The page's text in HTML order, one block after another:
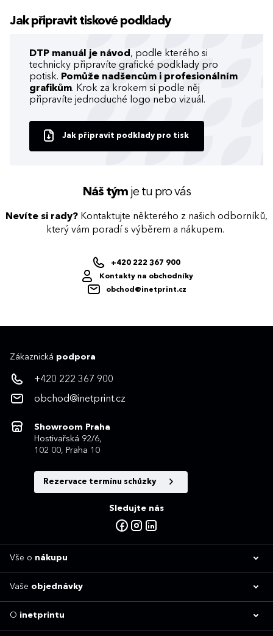
Jak připravit tiskové podklady
DTP manuál je návod , podle kterého si
technicky připravíte grafické podklady pro
potisk. Pomůže nadšencům i profesionálním
grafikům. Krok za krokem si podle něj
připravíte jednoduché logo nebo vizuál.
Jak připravit podklady pro tisk
Náš týmje tu pro vás
Nevíte si rady? Kontaktujte některého z našich odborníků,
který vám poradí s výběrem a nákupem.
+420 222 367 900
Kontakty na obchodníky
obchod@inetprint.cz
Zákaznická podpora
+420 222 367 900
obchod@inetprint.cz
Showroom Praha
Hostivařská 92/6,
102 00, Praha 10
Rezervace termínu schůzky
Sledujte nás
Vše o nákupu
Vaše objednávky
O inetprintu